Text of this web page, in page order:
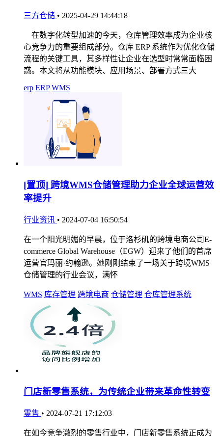
三方仓储 • 2025-04-29 14:44:18
在数字化转型加速的今天，仓库管理效率成为企业核
心竞争力的重要组成部分。仓库 ERP 系统作为优化仓储
流程的关键工具，其多样性让企业在选型时常常面临困
惑。本文将从功能模块、应用场景、部署方式三大
erp ERP WMS
[置顶] 跨境WMS仓储管理助力企业全球运营效
率提升
行业资讯 • 2024-07-04 16:50:54
在一个阳光明媚的早晨，位于洛杉矶的跨境电商公司E-
commerce Global Warehouse（EGW）迎来了他们的首席
运营官玛丽·约翰逊。她刚刚结束了一场关于跨境WMS
仓储管理的行业会议，满怀
WMS 库存管理 跨境电商 仓储管理 仓库管理系统
门店新零售系统，为传统企业带来革命性转变
零售 • 2024-07-21 17:12:03
在如今竞争激烈的零售行业中，门店新零售系统正成为